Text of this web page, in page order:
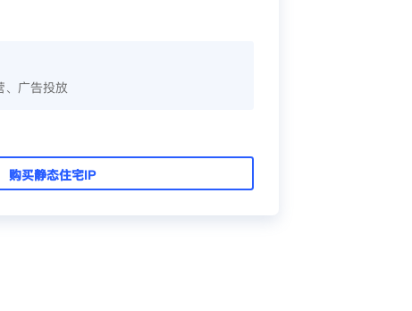
、广告投放
购买静态住宅IP